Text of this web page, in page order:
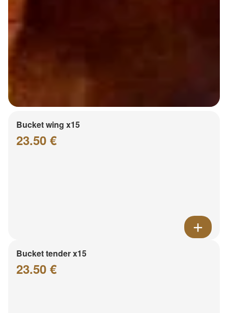
Bucket wing x15
23.50 €
Bucket tender x15
23.50 €